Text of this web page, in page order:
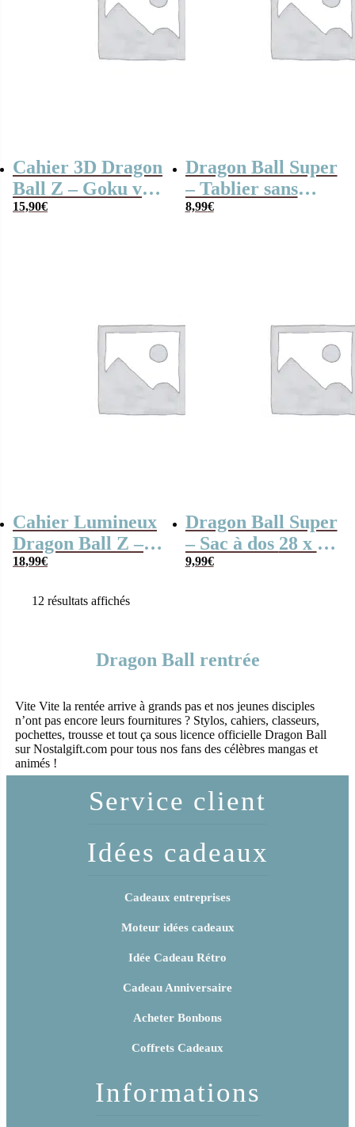
Cahier 3D Dragon
Ball Z – Goku vs
Vegeta
15,90€
Dragon Ball Super
– Tablier sans
manches
8,99€
Cahier Lumineux
Dragon Ball Z –
Namek Bataille
18,99€
Dragon Ball Super
– Sac à dos 28 x 23
x 9,5 cm
9,99€
12 résultats affichés
Dragon Ball rentrée
Vite Vite la rentée arrive à grands pas et nos jeunes disciples
n’ont pas encore leurs fournitures ? Stylos, cahiers, classeurs,
pochettes, trousse et tout ça sous licence officielle Dragon Ball
sur Nostalgift.com pour tous nos fans des célèbres mangas et
animés !
Service client
Idées cadeaux
Cadeaux entreprises
Moteur idées cadeaux
Idée Cadeau Rétro
Cadeau Anniversaire
Acheter Bonbons
Coffrets Cadeaux
Informations